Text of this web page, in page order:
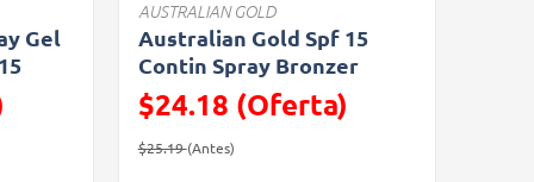
Gel
AUSTRALIAN GOLD
Australian Gold Spf 15
Contin Spray Bronzer
$24.18 (Oferta)
Precio reducido de
$25.19(Antes)(Oferta)